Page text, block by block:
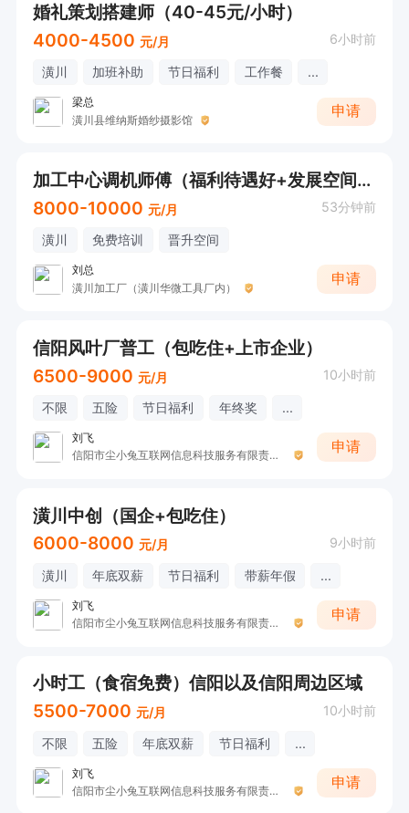
婚礼策划搭建师（40-45元/小时）
4000-4500 元/月 6小时前
潢川 加班补助 节日福利 工作餐 ...
梁总
潢川县维纳斯婚纱摄影馆
申请
加工中心调机师傅（福利待遇好+发展空间大）
8000-10000 元/月 53分钟前
潢川 免费培训 晋升空间
刘总
潢川加工厂（潢川华微工具厂内）
申请
信阳风叶厂普工（包吃住+上市企业）
6500-9000 元/月 10小时前
不限 五险 节日福利 年终奖 ...
刘飞
信阳市尘小兔互联网信息科技服务有限责任公司
申请
潢川中创（国企+包吃住）
6000-8000 元/月 9小时前
潢川 年底双薪 节日福利 带薪年假 ...
刘飞
信阳市尘小兔互联网信息科技服务有限责任公司
申请
小时工（食宿免费）信阳以及信阳周边区域
5500-7000 元/月 10小时前
不限 五险 年底双薪 节日福利 ...
刘飞
信阳市尘小兔互联网信息科技服务有限责任公司
申请